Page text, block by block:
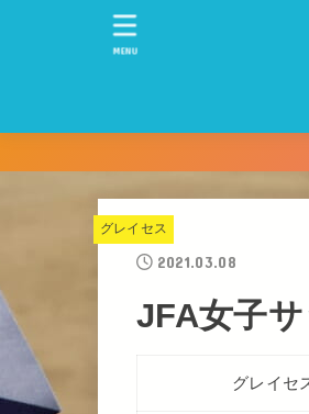
MENU
グレイセス
2021.03.08
JFA女子
グレイセ